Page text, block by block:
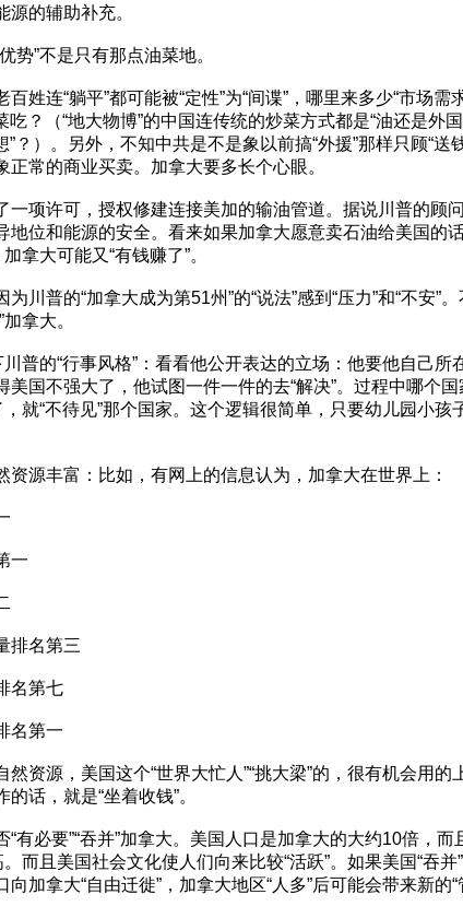
源的辅助补充。
势”不是只有那点油菜地。
姓连“躺平”都可能被“定性”为“间谍”，哪里来多少“市场需
吃？（“地大物博”的中国连传统的炒菜方式都是“油还是外
”？）。另外，不知中共是不是象以前搞“外援”那样只顾“送钱
正常的商业买卖。加拿大要多长个心眼。
一项许可，授权修建连接美加的输油管道。据说川普的顾
地位和能源的安全。看来如果加拿大愿意卖石油给美国的
拿大可能又“有钱赚了”。
为川普的“加拿大成为第51州”的“说法”感到“压力”和“不安”
拿大。
川普的“行事风格”：看看他公开表达的立场：他要他自己所
美国不强大了，他试图一件一件的去“解决”。过程中哪个国
，就“不待见”那个国家。这个逻辑很简单，只要幼儿园小孩
资源丰富：比如，有网上的信息认为，加拿大在世界上：
一
排名第三
名第七
名第一
然资源，美国这个“世界大忙人”“挑大梁”的，很有机会用的
话，就是“坐着收钱”。
“有必要”“吞并”加拿大。美国人口是加拿大的大约10倍，
。而且美国社会文化使人们向来比较“活跃”。如果美国“吞
加拿大“自由迁徙”，加拿大地区“人多”后可能会带来新的“